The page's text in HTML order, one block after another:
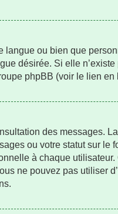
ou bien que
désirée. Si elle
phpBB (voir le lien en
des messages.
ou votre statut sur le
à chaque utilisateur.
ne pouvez pas utiliser